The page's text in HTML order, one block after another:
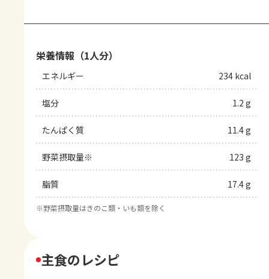
栄養情報（1人分）
エネルギー 234 kcal
塩分 1.2 g
たんぱく質 11.4 g
野菜摂取量※ 123 g
脂質 17.4 g
※野菜摂取量はきのこ類・いも類を除く
主食のレシピ